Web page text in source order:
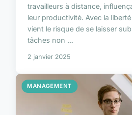
travailleurs à distance,
leur productivité. Avec la
vient le risque de se laisser
tâches non ...
2 janvier 2025
MANAGEMENT